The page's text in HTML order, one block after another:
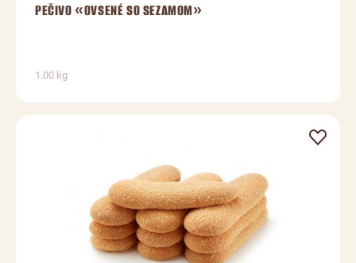
PEČIVO «OVSENÉ SO SEZAMOM»
1.00 kg